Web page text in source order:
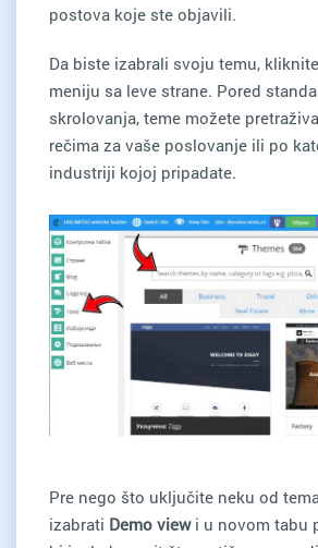
postova koje ste objavili.
Da biste izabrali svoju temu,
meniju sa leve strane. Pored
skrolovanja, teme možete
rečima za vaše poslovanje ili po
industriji kojoj pripadate.
Pre nego što uključite neku od
izabrati Demo viewi u novom tabu